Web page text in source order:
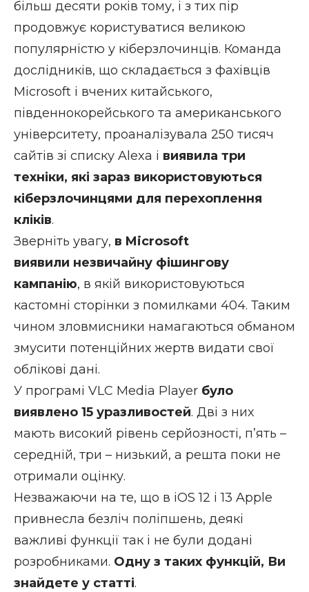
більш десяти років тому, і з тих пір
продовжує користуватися великою
популярністю у кіберзлочинців. Команда
дослідників, що складається з фахівців
Microsoft і вчених китайського,
південнокорейського та американського
університету, проаналізувала 250 тисяч
сайтів зі списку Alexa і виявила три
техніки, які зараз використовуються
кіберзлочинцями для перехоплення
кліків.
Зверніть увагу, в Microsoft
виявили незвичайну фішингову
кампанію, в якій використовуються
кастомні сторінки з помилками 404. Таким
чином зловмисники намагаються обманом
змусити потенційних жертв видати свої
облікові дані.
У програмі VLC Media Player було
виявлено 15 уразливостей. Дві з них
мають високий рівень серйозності, п’ять –
середній, три – низький, а решта поки не
отримали оцінку.
Незважаючи на те, що в iOS 12 і 13 Apple
привнесла безліч поліпшень, деякі
важливі функції так і не були додані
розробниками. Одну з таких функцій, Ви
знайдете у статті.